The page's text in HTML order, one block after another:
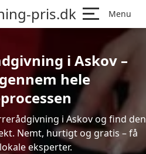
pris.dk Menu
i Askov –
hele
i Askov og find den
Nemt, hurtigt og gratis – få
eksperter.